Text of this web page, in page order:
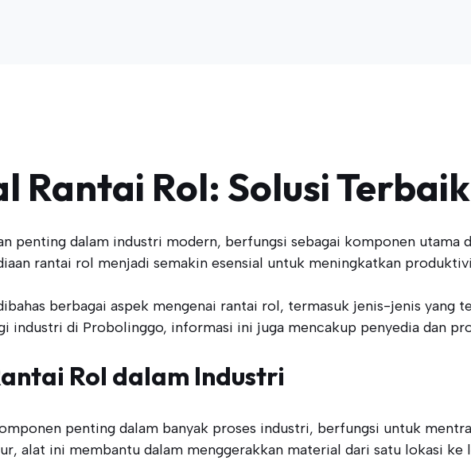
Rantai Rol: Solusi
penting dalam industri modern, berfungsi sebagai komponen utama
rantai rol menjadi semakin esensial untuk meningkatkan
berbagai aspek mengenai rantai rol, termasuk jenis-jenis yang
industri di Probolinggo, informasi ini juga mencakup penyedia dan
Rol dalam Industri
penting dalam banyak proses industri, berfungsi untuk
alat ini membantu dalam menggerakkan material dari satu lokasi